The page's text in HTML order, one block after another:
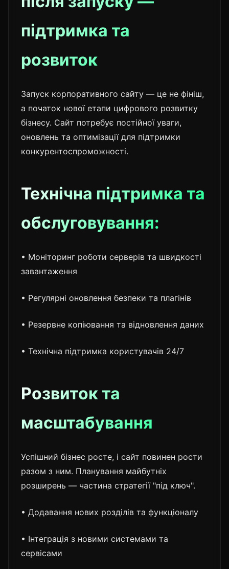
підтримка та
розвиток
Запуск корпоративного сайту — це не фініш,
а початок нової етапи цифрового розвитку
бізнесу. Сайт потребує постійної уваги,
оновлень та оптимізації для підтримки
конкурентоспроможності.
Технічна підтримка та
обслуговування:
• Моніторинг роботи серверів та швидкості
завантаження
• Регулярні оновлення безпеки та плагінів
• Резервне копіювання та відновлення даних
• Технічна підтримка користувачів 24/7
Розвиток та
масштабування
Успішний бізнес росте, і сайт повинен рости
разом з ним. Планування майбутніх
розширень — частина стратегії "під ключ".
• Додавання нових розділів та функціоналу
• Інтеграція з новими системами та
сервісами